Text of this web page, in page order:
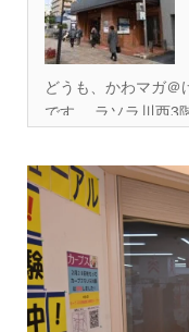
どうも、かわマガ＠
です。 ラソラ川西3